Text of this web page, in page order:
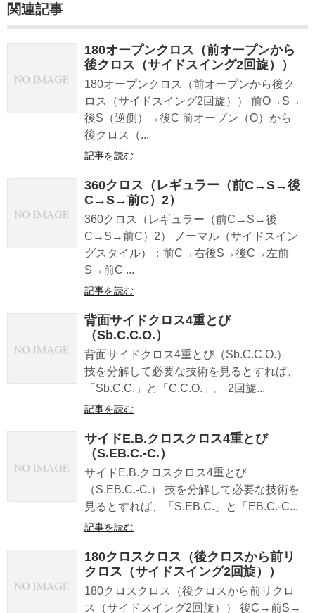
関連記事
180オープンクロス（前オープンから
後クロス（サイドスイング2回旋））
180オープンクロス（前オープンから後ク
ロス（サイドスイング2回旋）） 前O→S→
後S（逆側）→後C 前オープン（O）から
後クロス（...
記事を読む
360クロス（レギュラー（前C→S→後
C→S→前C）2）
360クロス（レギュラー（前C→S→後
C→S→前C）2） ノーマル（サイドスイン
グスタイル）：前C→右後S→後C→左前
S→前C ...
記事を読む
背面サイドクロス4重とび
（Sb.C.C.O.）
背面サイドクロス4重とび（Sb.C.C.O.）
技を分解して必要な技術を見るとすれば、
「Sb.C.C.」と「C.C.O.」。 2回旋...
記事を読む
サイドE.B.クロスクロス4重とび
（S.EB.C.-C.）
サイドE.B.クロスクロス4重とび
（S.EB.C.-C.） 技を分解して必要な技術を
見るとすれば、「S.EB.C.」と「EB.C.-C...
記事を読む
180クロスクロス（後クロスから前リ
クロス（サイドスイング2回旋））
180クロスクロス（後クロスから前リクロ
ス（サイドスイング2回旋）） 後C→前S→